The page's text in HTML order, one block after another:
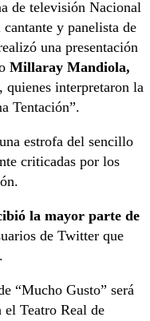
de televisión Nacional
y panelista de
una presentación
Millaray Mandiola,
, quienes interpretaron la
Tentación”.
estrofa del sencillo
criticadas por los
la mayor parte de
de Twitter que
“Mucho Gusto” será
el Teatro Real de